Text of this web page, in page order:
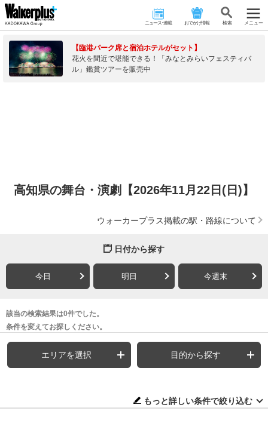
ニュース･連載 おでかけ情報 検 索 メニュー
【臨港パーク席と宿泊ホテルがセット】
花火を間近で堪能できる！「みなとみらいフェスティバ
ル」鑑賞ツアーを販売中
高知県の舞台・演劇【2026年11月22日(日)】
ウォーカープラス掲載の駅・路線について
日付から探す
今日 明日 今週末
該当の検索結果は0件でした。
条件を変えてお探しください。
エリアを選択 目的から探す
もっと詳しい条件で絞り込む